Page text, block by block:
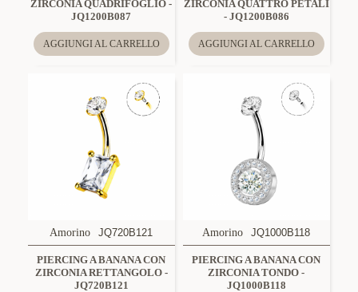
ZIRCONIA QUADRIFOGLIO -
JQ1200B087
AGGIUNGI AL CARRELLO
ZIRCONIA QUATTRO PETALI
- JQ1200B086
AGGIUNGI AL CARRELLO
Amorino JQ720B121
PIERCING A BANANA CON
ZIRCONIA RETTANGOLO -
JQ720B121
Amorino JQ1000B118
PIERCING A BANANA CON
ZIRCONIA TONDO -
JQ1000B118